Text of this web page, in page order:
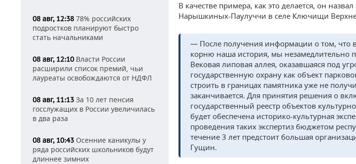
08 авг, 12:38 78% российских
подростков планируют быстро
стать начальниками
08 авг, 12:10Власти России
расширили список премий, чьи
лауреаты освобождаются от НДФЛ
08 авг, 11:13 За 10 лет пенсия
госслужащих в России увеличилась
в два раза
08 авг, 10:43 Осенние каникулы у
ряда российских школьников будут
длиннее зимних
В качестве примера, как это делается, он
Нарышкиных-Паулуччи в селе Ключищи
— После получения информации о том, что
корню наша история, мы незамедлительно
Вековая липовая аллея, оказавшаяся под
государственную охрану как объект
строить в границах памятника уже не
заканчивается. Для принятия решения о
государственный реестр объектов
будет обеспечена историко-культурная
проведения таких экспертиз бюджетом
течение 3 лет предстоит большая
Гущин.